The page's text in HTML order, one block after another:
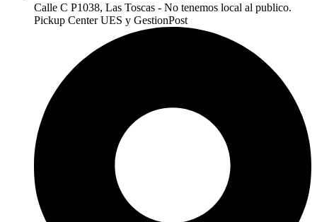
Calle C P1038, Las Toscas - No tenemos local al publico.
Pickup Center UES y GestionPost